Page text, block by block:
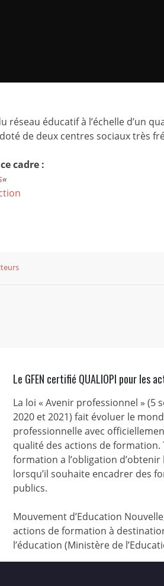
réseau éducatif à l’échelle d’un
de deux centres sociaux très
cadre :
«
Le GFEN certifié QUALIOPI pour les
La loi « Avenir professionnel » (5
2020 et 2021) fait évoluer le
professionnelle avec
qualité des actions de formation.
formation a l’obligation
lorsqu’il souhaite encadrer des
publics.
Mouvement d’Education
actions de formation à
l’éducation (Ministère de